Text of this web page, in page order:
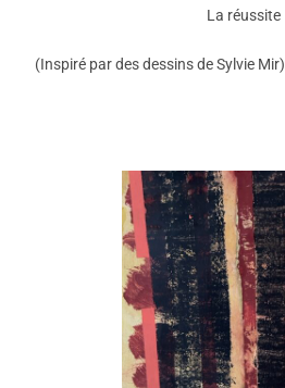
La réussite
(Inspiré par des dessins de Sylvie Mir)